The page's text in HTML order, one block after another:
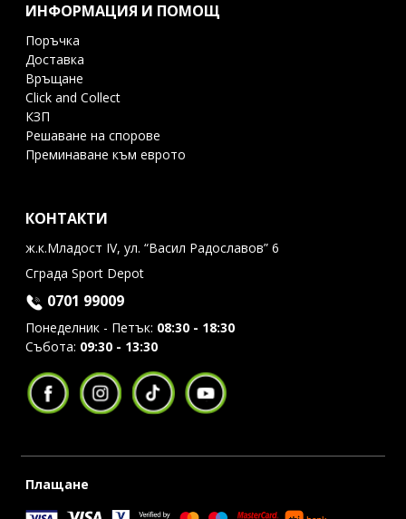
ИНФОРМАЦИЯ И ПОМОЩ
Поръчка
Доставка
Връщане
Click and Collect
КЗП
Решаване на спорове
Преминаване към еврото
КОНТАКТИ
ж.к.Младост IV, ул. “Васил Радославов” 6
Сграда Sport Depot
0701 99009
Понеделник - Петък: 08:30 - 18:30
Събота: 09:30 - 13:30
Плащане